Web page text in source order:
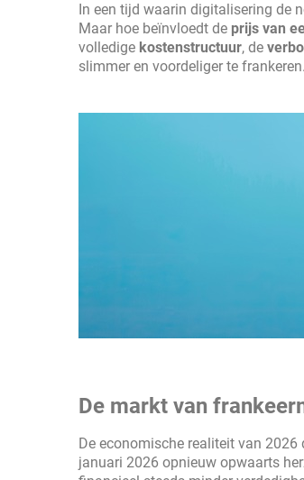
In een tijd waarin digitalisering de
Maar hoe beïnvloedt de prijs van
volledige kostenstructuur, de
slimmer en voordeliger te frankeren.
De markt van
De economische realiteit van
januari 2026 opnieuw opwaarts